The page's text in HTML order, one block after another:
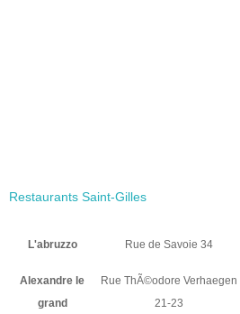
Restaurants Saint-Gilles
L'abruzzo Rue de Savoie 34
Alexandre le
grand
Rue ThÃ©odore Verhaegen
21-23